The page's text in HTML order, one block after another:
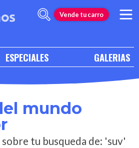
Vende tu carro
ESPECIALES GALERIAS
mundo
tu busqueda de: 'suv'